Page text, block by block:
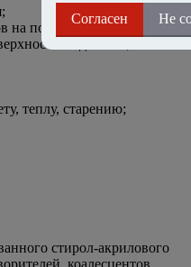
на поверхности изделия;
подложки;
теплу, старению;
стирол-акрилового
коалесцентов,
Согласен Не